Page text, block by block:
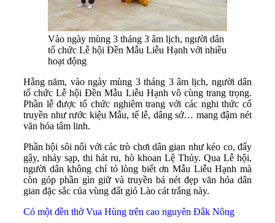
Vào ngày mùng 3 tháng 3 âm lịch, người dân
tổ chức Lễ hội Đền Mẫu Liễu Hạnh với nhiều
hoạt động
Hằng năm, vào ngày mùng 3 tháng 3 âm lịch, người dân
tổ chức Lễ hội Đền Mẫu Liễu Hạnh vô cùng trang trọng.
Phần lễ được tổ chức nghiêm trang với các nghi thức cổ
truyền như rước kiệu Mẫu, tế lễ, dâng sớ… mang đậm nét
văn hóa tâm linh.
Phần hội sôi nổi với các trò chơi dân gian như kéo co, đẩy
gậy, nhảy sạp, thi hát ru, hò khoan Lệ Thủy. Qua Lễ hội,
người dân không chỉ tỏ lòng biết ơn Mẫu Liễu Hạnh mà
còn góp phần gìn giữ và truyền bá nét đẹp văn hóa dân
gian đặc sắc của vùng đất gió Lào cát trắng này.
Có một đền thờ Vua Hùng trên cao nguyên Đắk Nông